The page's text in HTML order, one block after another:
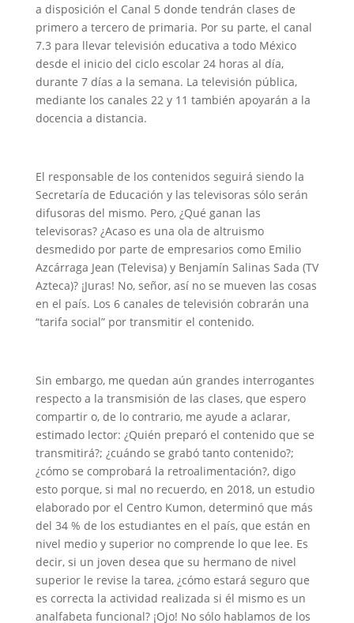
a disposición el Canal 5 donde tendrán clases de
primero a tercero de primaria. Por su parte, el canal
7.3 para llevar televisión educativa a todo México
desde el inicio del ciclo escolar 24 horas al día,
durante 7 días a la semana. La televisión pública,
mediante los canales 22 y 11 también apoyarán a la
docencia a distancia.
El responsable de los contenidos seguirá siendo la
Secretaría de Educación y las televisoras sólo serán
difusoras del mismo. Pero, ¿Qué ganan las
televisoras? ¿Acaso es una ola de altruismo
desmedido por parte de empresarios como Emilio
Azcárraga Jean (Televisa) y Benjamín Salinas Sada (TV
Azteca)? ¡Juras! No, señor, así no se mueven las cosas
en el país. Los 6 canales de televisión cobrarán una
“tarifa social” por transmitir el contenido.
Sin embargo, me quedan aún grandes interrogantes
respecto a la transmisión de las clases, que espero
compartir o, de lo contrario, me ayude a aclarar,
estimado lector: ¿Quién preparó el contenido que se
transmitirá?; ¿cuándo se grabó tanto contenido?;
¿cómo se comprobará la retroalimentación?, digo
esto porque, si mal no recuerdo, en 2018, un estudio
elaborado por el Centro Kumon, determinó que más
del 34 % de los estudiantes en el país, que están en
nivel medio y superior no comprende lo que lee. Es
decir, si un joven desea que su hermano de nivel
superior le revise la tarea, ¿cómo estará seguro que
es correcta la actividad realizada si él mismo es un
analfabeta funcional? ¡Ojo! No sólo hablamos de los